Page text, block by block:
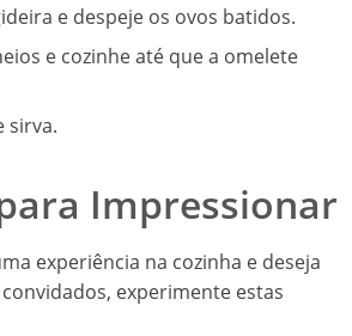
e despeje os ovos batidos.
e cozinhe até que a omelete
sirva.
Impressionar
experiência na cozinha e deseja
experimente estas